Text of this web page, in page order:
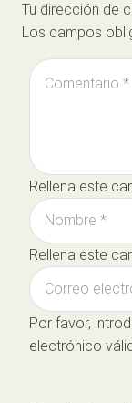
Tu dirección de
Los campos
Rellena este
Rellena este
Por favor,
electrónico